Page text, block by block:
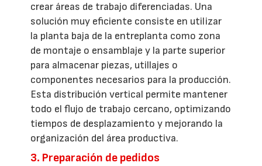
crear áreas de trabajo diferenciadas. Una
solución muy eficiente consiste en utilizar
la planta baja de la entreplanta como zona
de montaje o ensamblaje y la parte superior
para almacenar piezas, utillajes o
componentes necesarios para la producción.
Esta distribución vertical permite mantener
todo el flujo de trabajo cercano, optimizando
tiempos de desplazamiento y mejorando la
organización del área productiva.
3. Preparación de pedidos